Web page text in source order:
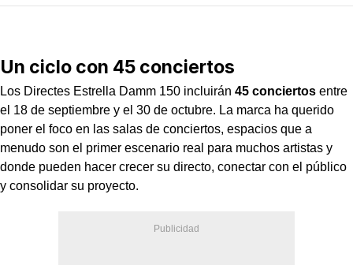
Un ciclo con 45 conciertos
Los Directes Estrella Damm 150 incluirán 45 conciertos entre
el 18 de septiembre y el 30 de octubre. La marca ha querido
poner el foco en las salas de conciertos, espacios que a
menudo son el primer escenario real para muchos artistas y
donde pueden hacer crecer su directo, conectar con el público
y consolidar su proyecto.